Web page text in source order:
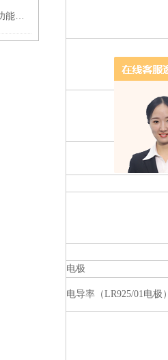
电极
电导率（LR925/01电极）